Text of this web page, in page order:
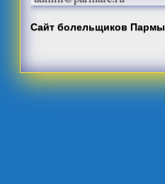
Сайт болельщиков Пармы